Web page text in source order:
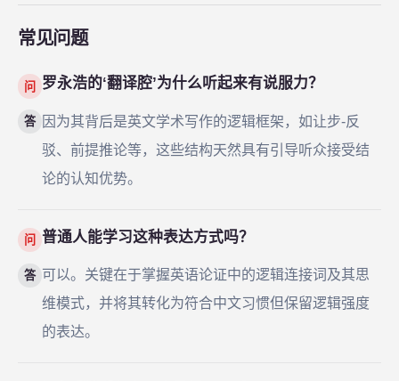
常见问题
问 罗永浩的‘翻译腔’为什么听起来有说服力？
答
因为其背后是英文学术写作的逻辑框架，如让步-反
驳、前提推论等，这些结构天然具有引导听众接受结
论的认知优势。
问 普通人能学习这种表达方式吗？
答 可以。关键在于掌握英语论证中的逻辑连接词及其思
维模式，并将其转化为符合中文习惯但保留逻辑强度
的表达。